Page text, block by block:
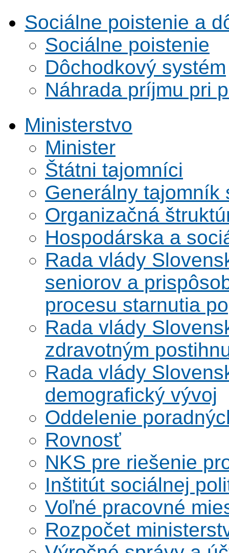
Sociálne poistenie a
Sociálne poistenie
Dôchodkový systém
Náhrada príjmu pri
Ministerstvo
Minister
Štátni tajomníci
Generálny tajomník
Organizačná
Hospodárska a
Rada vlády
seniorov a
procesu starnutia
Rada vlády
zdravotným
Rada vlády
demografický vývoj
Oddelenie
Rovnosť
NKS pre riešenie
Inštitút sociálnej
Voľné pracovné
Rozpočet